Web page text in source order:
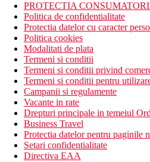
PROTECTIA
Politica de confidentialitate
Protectia datelor cu caracter
Politica cookies
Modalitati de plata
Termeni si conditii
Termeni si conditii privind
Termeni si conditii pentru
Campanii si regulamente
Vacante in rate
Drepturi principale in temeiul
Business Travel
Protectia datelor pentru paginile
Setari confidentialitate
Directiva EAA